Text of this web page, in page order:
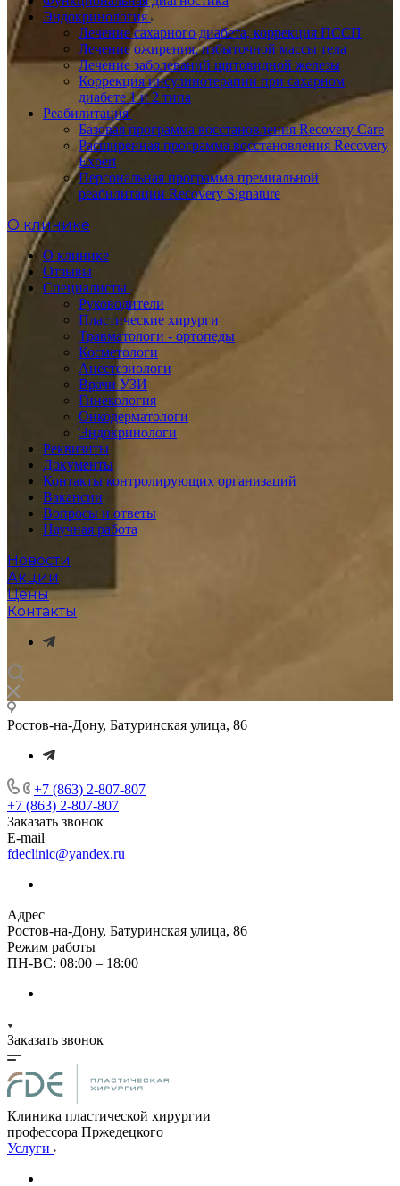
Эндокринология
Лечение сахарного диабета, коррекция ПССП
Лечение ожирения, избыточной массы тела
Лечение заболеваний щитовидной железы
Коррекция инсулинотерапии при сахарном
диабете 1 и 2 типа
Реабилитация
Базовая программа восстановления Recovery Care
Расширенная программа восстановления Recovery
Expert
Персональная программа премиальной
реабилитации Recovery Signature
O клинике
О клинике
Отзывы
Специалисты
Руководители
Пластические хирурги
Травматологи - ортопеды
Косметологи
Анестезиологи
Врачи УЗИ
Гинекология
Онкодерматологи
Эндокринологи
Реквизиты
Документы
Контакты контролирующих организаций
Вакансии
Вопросы и ответы
Научная работа
Новости
Акции
Цены
Контакты
Ростов-на-Дону, Батуринская улица, 86
+7 (863) 2-807-807
+7 (863) 2-807-807
Заказать звонок
E-mail
fdeclinic@yandex.ru
Адрес
Ростов-на-Дону, Батуринская улица, 86
Режим работы
ПН-ВС: 08:00 – 18:00
Заказать звонок
Клиника пластической хирургии
профессора Пржедецкого
Услуги